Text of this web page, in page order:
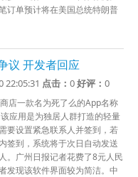
订单预计将在美国总统特朗普
议 开发者回应
22:05:31 点击：0好评：0
店一款名为死了么的App名称
应用是为独居人群打造的轻量
要设置紧急联系人并签到，若
签到，系统将于次日自动发送
。广州日报记者花费了8元人民
发现该软件界面较为简洁。中